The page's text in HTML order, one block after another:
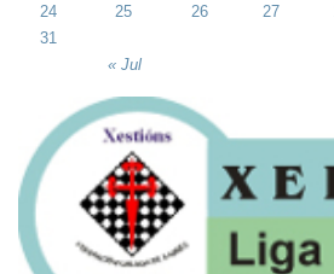
« Jul
24
25 26 27
31